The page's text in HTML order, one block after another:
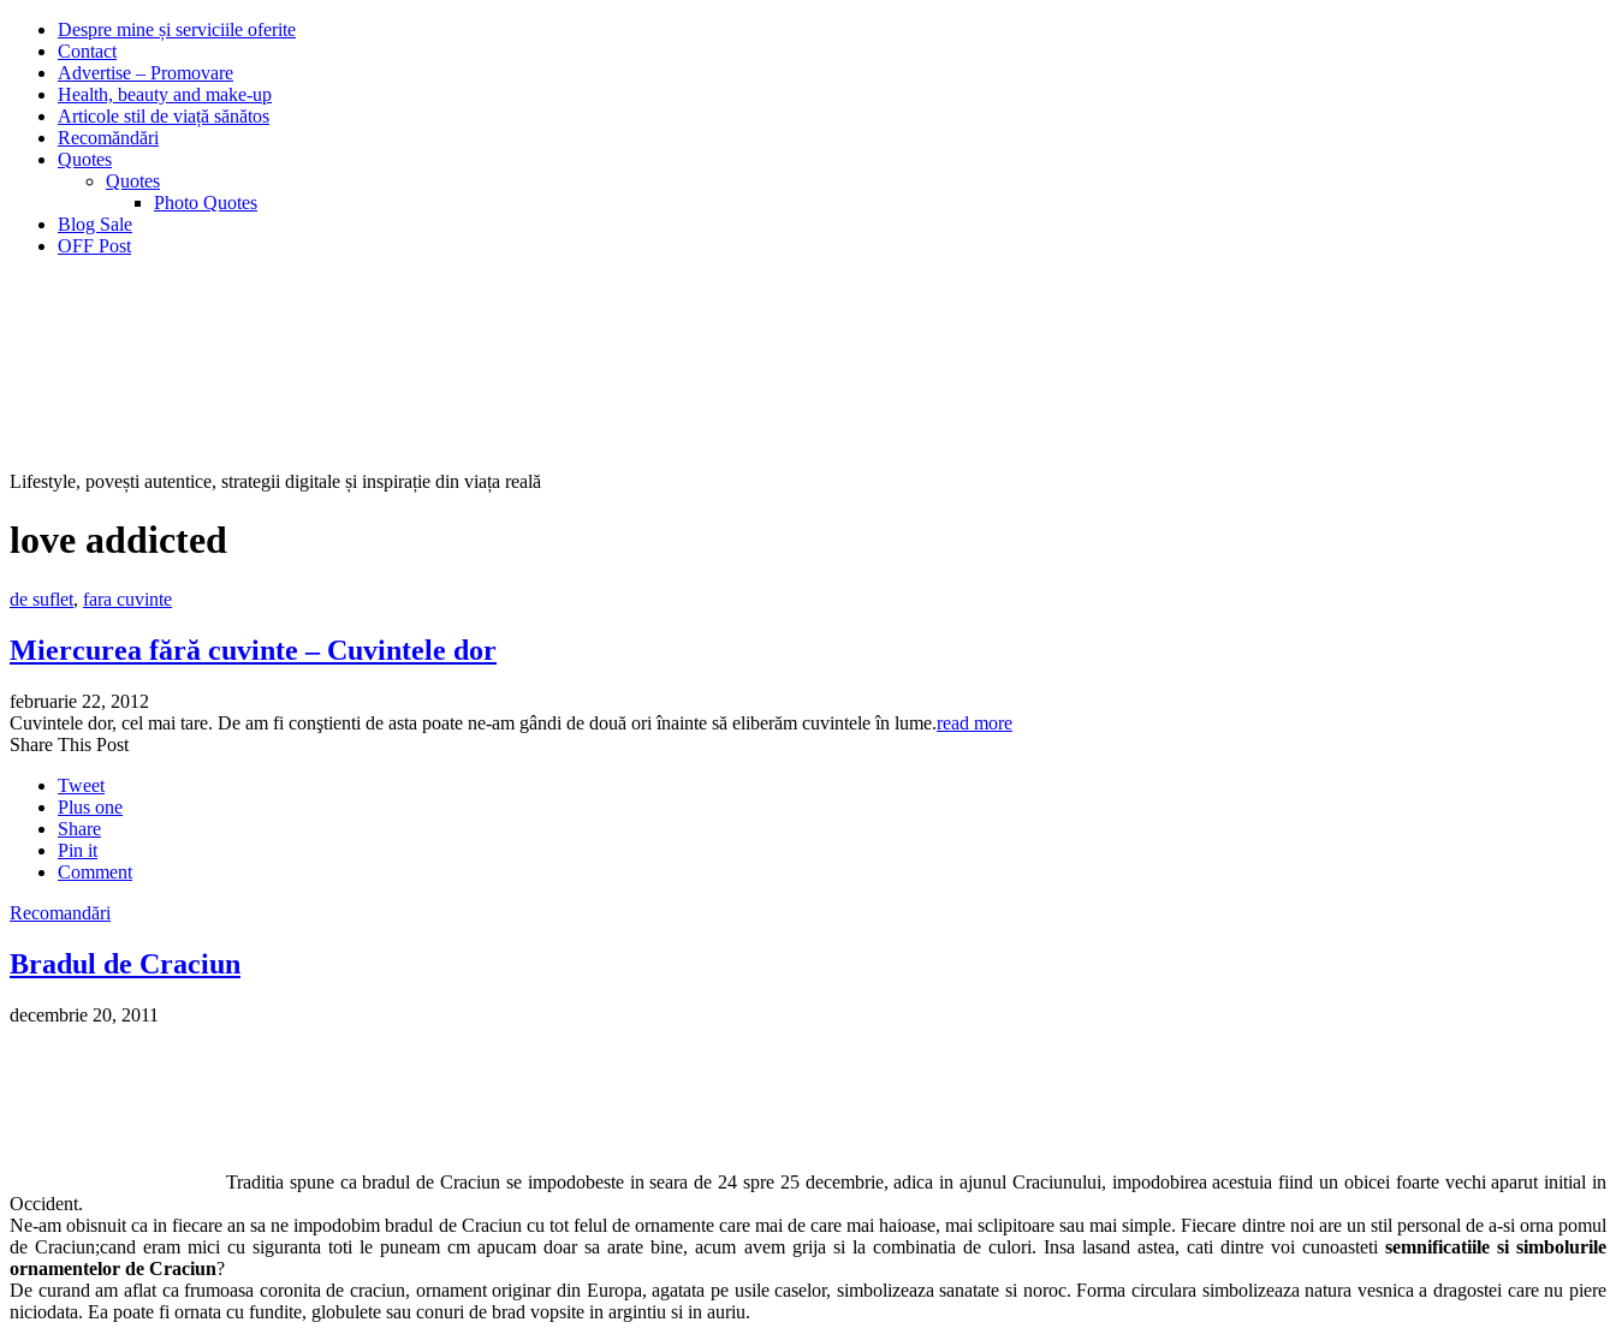
Despre mine și serviciile oferite
Contact
Advertise – Promovare
Health, beauty and make-up
Articole stil de viață sănătos
Recomăndări
Quotes
Quotes
Photo Quotes
Blog Sale
OFF Post
Lifestyle, povești autentice, strategii digitale și inspirație din viața reală
love addicted
de suflet, fara cuvinte
Miercurea fără cuvinte – Cuvintele dor
februarie 22, 2012
Cuvintele dor, cel mai tare. De am fi conştienti de asta poate ne-am gândi de două ori înainte să eliberăm cuvintele în lume.read more
Share This Post
Tweet
Plus one
Share
Pin it
Comment
Recomandări
Bradul de Craciun
decembrie 20, 2011
Traditia spune ca bradul de Craciun se impodobeste in seara de 24 spre 25 decembrie, adica in ajunul Craciunului, impodobirea acestuia fiind un obicei foarte vechi aparut initial in
Occident.
Ne-am obisnuit ca in fiecare an sa ne impodobim bradul de Craciun cu tot felul de ornamente care mai de care mai haioase, mai sclipitoare sau mai simple. Fiecare dintre noi are un stil personal de a-si orna pomul
de Craciun;cand eram mici cu siguranta toti le puneam cm apucam doar sa arate bine, acum avem grija si la combinatia de culori. Insa lasand astea, cati dintre voi cunoasteti semnificatiile si simbolurile
ornamentelor de Craciun?
De curand am aflat ca frumoasa coronita de craciun, ornament originar din Europa, agatata pe usile caselor, simbolizeaza sanatate si noroc. Forma circulara simbolizeaza natura vesnica a dragostei care nu piere
niciodata. Ea poate fi ornata cu fundite, globulete sau conuri de brad vopsite in argintiu si in auriu.